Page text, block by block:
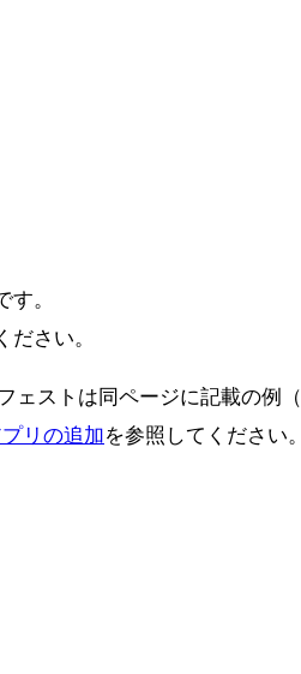
。
ださい。
ェストは同ページに記載の例（
リの追加を参照してください。